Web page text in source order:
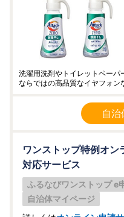
洗濯用洗剤やトイレットペー
ならではの高品質なイヤフォン
自治
ワンストップ特例オン
対応サービス
ふるなびワンストップ e
自治体マイページ